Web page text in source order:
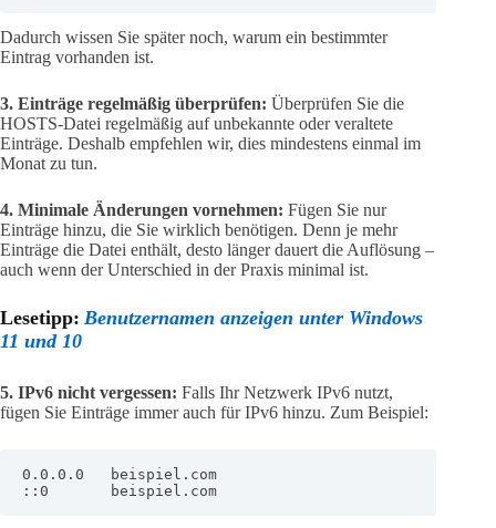
Dadurch wissen Sie später noch, warum ein bestimmter
Eintrag vorhanden ist.
3. Einträge regelmäßig überprüfen: Überprüfen Sie die
HOSTS-Datei regelmäßig auf unbekannte oder veraltete
Einträge. Deshalb empfehlen wir, dies mindestens einmal im
Monat zu tun.
4. Minimale Änderungen vornehmen: Fügen Sie nur
Einträge hinzu, die Sie wirklich benötigen. Denn je mehr
Einträge die Datei enthält, desto länger dauert die Auflösung –
auch wenn der Unterschied in der Praxis minimal ist.
Lesetipp: Benutzernamen anzeigen unter Windows
11 und 10
5. IPv6 nicht vergessen: Falls Ihr Netzwerk IPv6 nutzt,
fügen Sie Einträge immer auch für IPv6 hinzu. Zum Beispiel:
0.0.0.0   beispiel.com
::0       beispiel.com